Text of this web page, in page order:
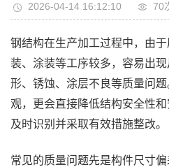
2026-04-14 16:12:10 70
钢结构在生产加工过程中，由
装、涂装等工序较多，容易出
形、锈蚀、涂层不良等质量问
观，更会直接降低结构安全性
及时识别并采取有效措施整改。
常见的质量问题先是构件尺寸